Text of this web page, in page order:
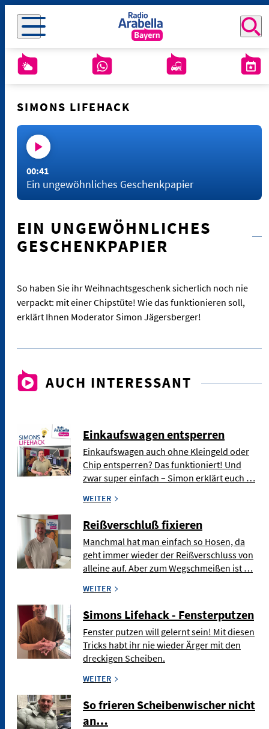
SIMONS LIFEHACK
00:41
Ein ungewöhnliches Geschenkpapier
EIN UNGEWÖHNLICHES
GESCHENKPAPIER
So haben Sie ihr Weihnachtsgeschenk sicherlich noch nie
verpackt: mit einer Chipstüte! Wie das funktionieren soll,
erklärt Ihnen Moderator Simon Jägersberger!
AUCH INTERESSANT
Einkaufswagen entsperren
Einkaufswagen auch ohne Kleingeld oder
Chip entsperren? Das funktioniert! Und
zwar super einfach – Simon erklärt euch …
WEITER
Reißverschluß fixieren
Manchmal hat man einfach so Hosen, da
geht immer wieder der Reißverschluss von
alleine auf. Aber zum Wegschmeißen ist …
WEITER
Simons Lifehack - Fensterputzen
Fenster putzen will gelernt sein! Mit diesen
Tricks habt ihr nie wieder Ärger mit den
dreckigen Scheiben.
WEITER
So frieren Scheibenwischer nicht
an…